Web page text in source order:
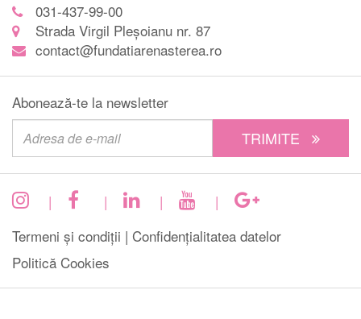
031-437-99-00
Strada Virgil Pleșoianu nr. 87
contact@fundatiarenasterea.ro
Abonează-te la newsletter
TRIMITE
| | |
|
Termeni și condiții | Confidențialitatea datelor
Politică Cookies